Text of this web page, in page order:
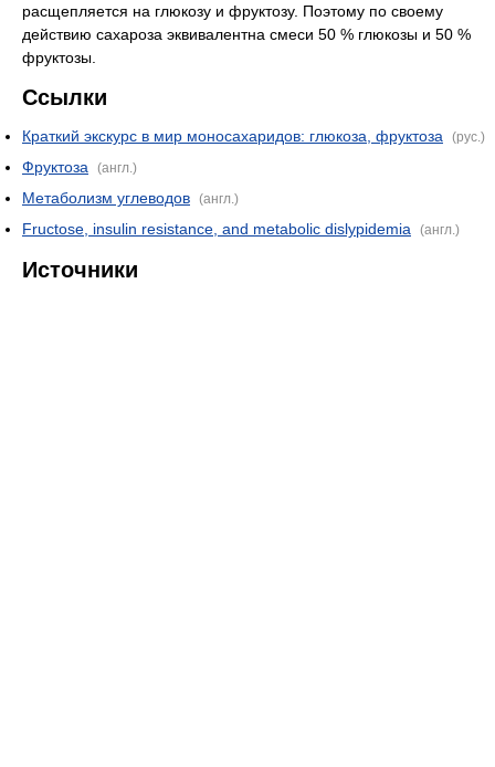
расщепляется на глюкозу и фруктозу. Поэтому по своему
действию сахароза эквивалентна смеси 50 % глюкозы и 50 %
фруктозы.
Ссылки
Краткий экскурс в мир моносахаридов: глюкоза, фруктоза (рус.)
Фруктоза (англ.)
Метаболизм углеводов (англ.)
Fructose, insulin resistance, and metabolic dislypidemia (англ.)
Источники